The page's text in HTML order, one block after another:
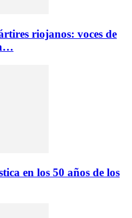
riojanos: voces de
en los 50 años de los